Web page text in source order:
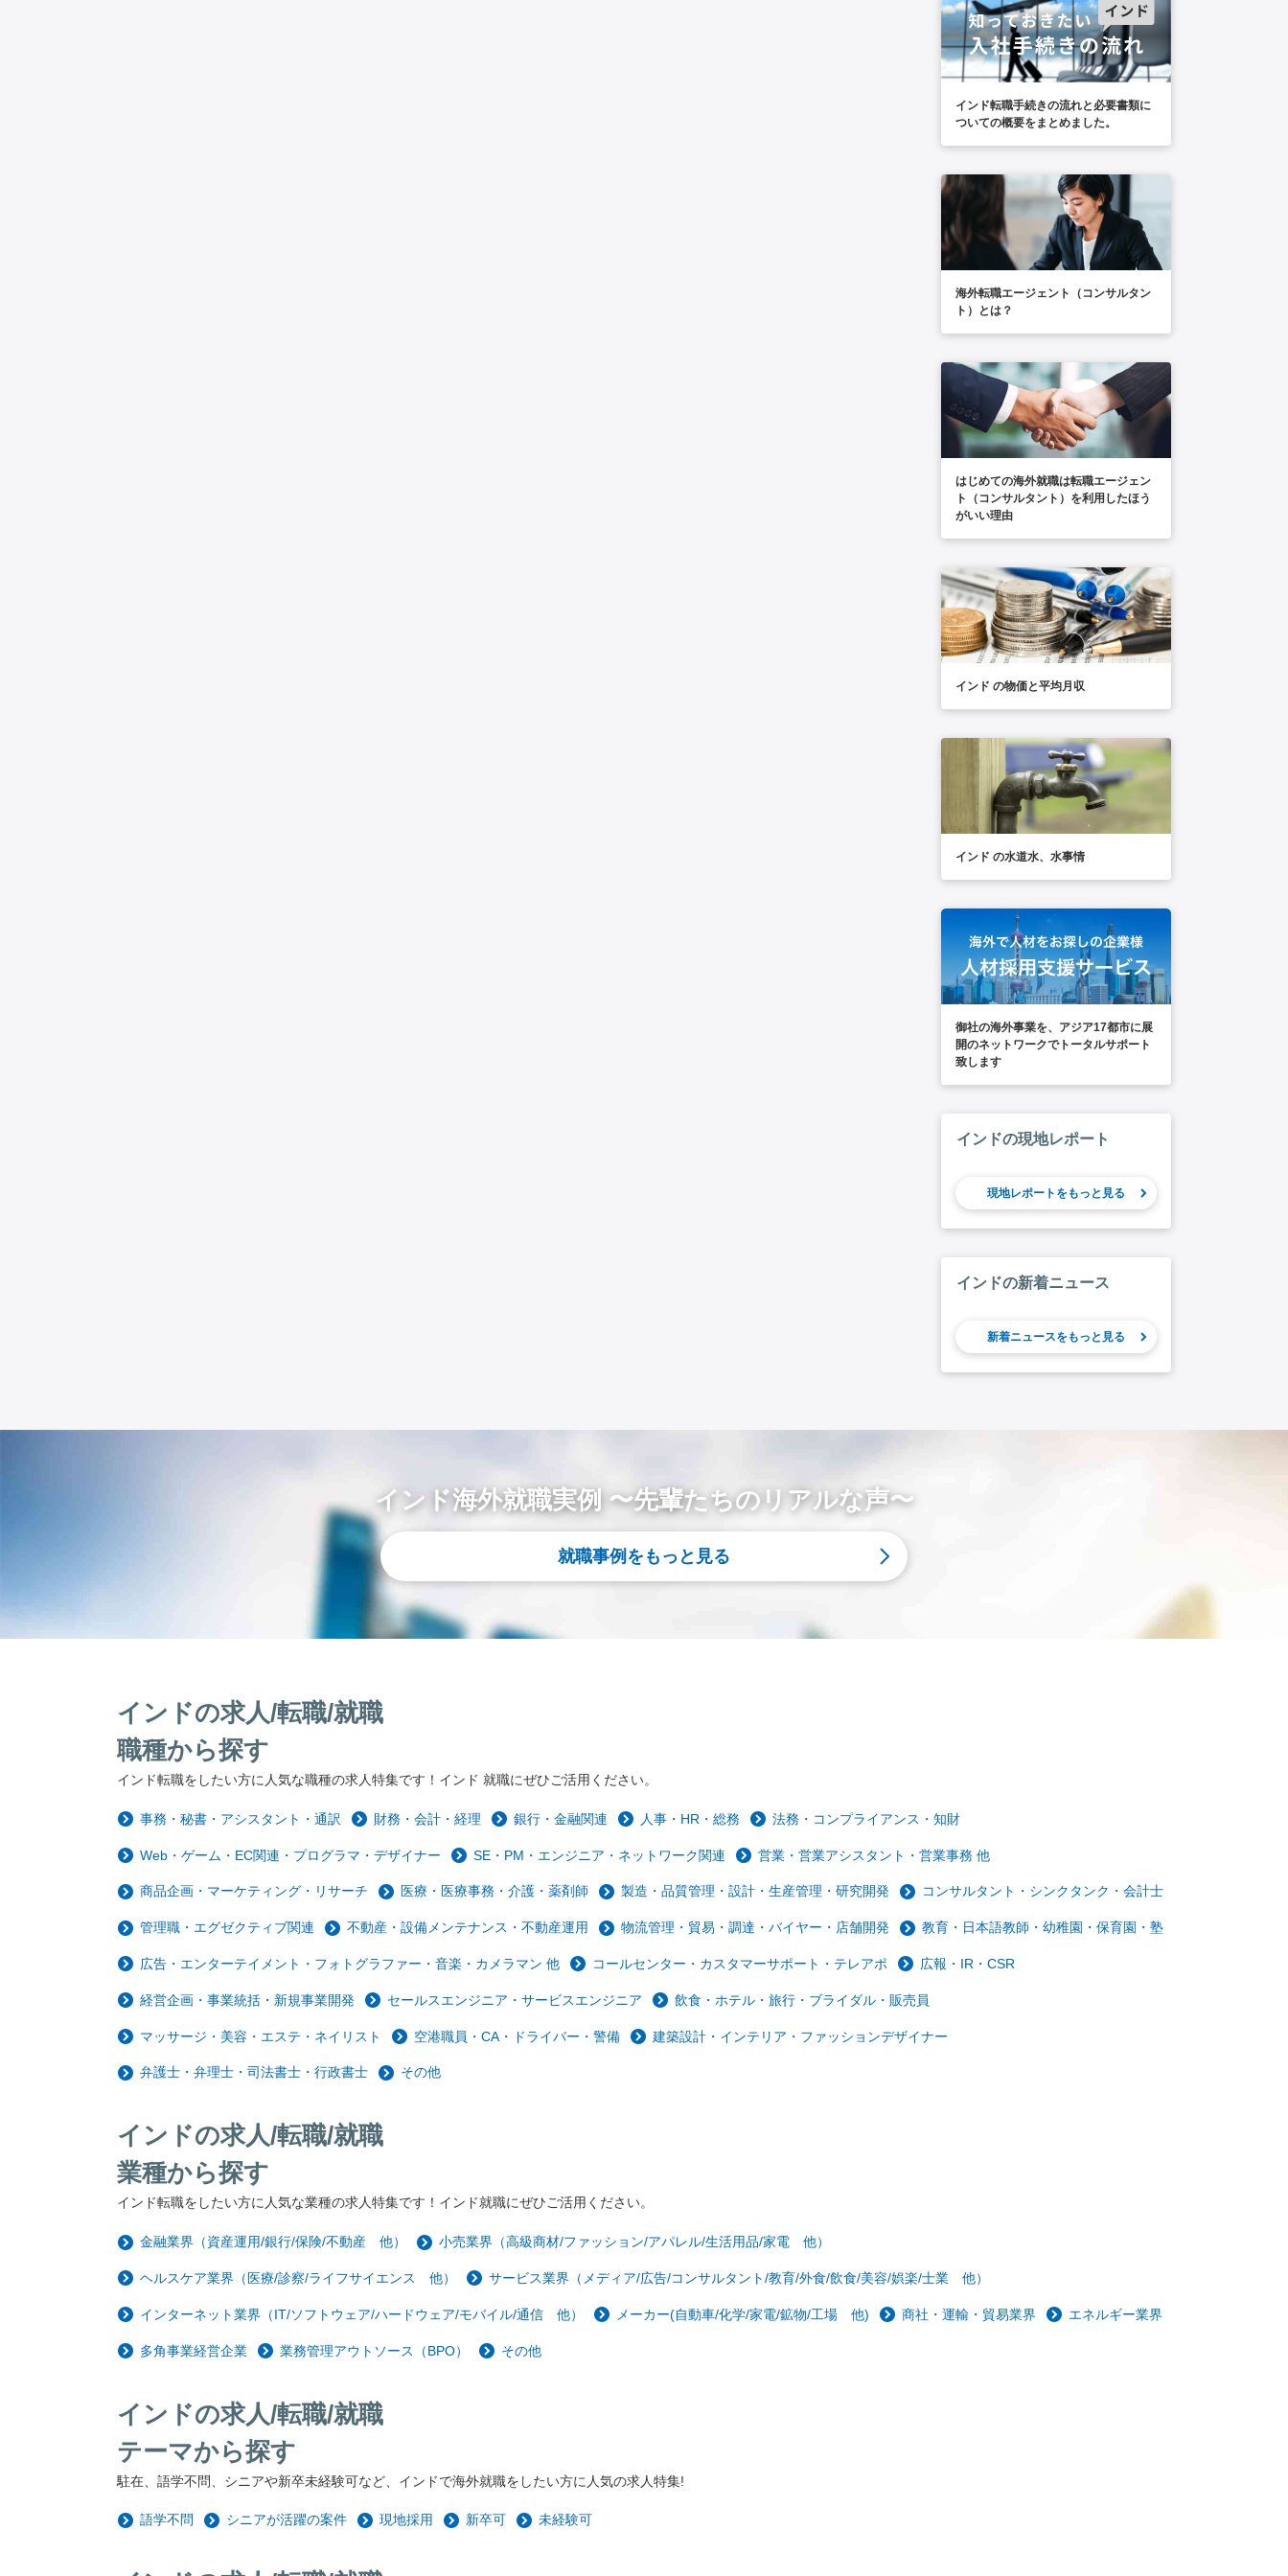
インド転職手続きの流れと必要書類に
ついての概要をまとめました。
海外転職エージェント（コンサルタン
ト）とは？
はじめての海外就職は転職エージェン
ト（コンサルタント）を利用したほう
がいい理由
インド の物価と平均月収
インド の水道水、水事情
御社の海外事業を、アジア17都市に展
開のネットワークでトータルサポート
致します
インドの現地レポート
現地レポートをもっと見る
インドの新着ニュース
新着ニュースをもっと見る
インド海外就職実例 〜先輩たちのリアルな声〜
就職事例をもっと見る
インドの求人/転職/就職
職種から探す
インド転職をしたい方に人気な職種の求人特集です！インド 就職にぜひご活用ください。
事務・秘書・アシスタント・通訳 財務・会計・経理 銀行・金融関連 人事・HR・総務 法務・コンプライアンス・知財
Web・ゲーム・EC関連・プログラマ・デザイナー SE・PM・エンジニア・ネットワーク関連 営業・営業アシスタント・営業事務 他
商品企画・マーケティング・リサーチ 医療・医療事務・介護・薬剤師 製造・品質管理・設計・生産管理・研究開発 コンサルタント・シンクタンク・会計士
管理職・エグゼクティブ関連 不動産・設備メンテナンス・不動産運用 物流管理・貿易・調達・バイヤー・店舗開発 教育・日本語教師・幼稚園・保育園・塾
広告・エンターテイメント・フォトグラファー・音楽・カメラマン 他 コールセンター・カスタマーサポート・テレアポ 広報・IR・CSR
経営企画・事業統括・新規事業開発 セールスエンジニア・サービスエンジニア 飲食・ホテル・旅行・ブライダル・販売員
マッサージ・美容・エステ・ネイリスト 空港職員・CA・ドライバー・警備 建築設計・インテリア・ファッションデザイナー
弁護士・弁理士・司法書士・行政書士 その他
インドの求人/転職/就職
業種から探す
インド転職をしたい方に人気な業種の求人特集です！インド就職にぜひご活用ください。
金融業界（資産運用/銀行/保険/不動産 他） 小売業界（高級商材/ファッション/アパレル/生活用品/家電 他）
ヘルスケア業界（医療/診察/ライフサイエンス 他） サービス業界（メディア/広告/コンサルタント/教育/外食/飲食/美容/娯楽/士業 他）
インターネット業界（IT/ソフトウェア/ハードウェア/モバイル/通信 他） メーカー(自動車/化学/家電/鉱物/工場 他) 商社・運輸・貿易業界 エネルギー業界
多角事業経営企業 業務管理アウトソース（BPO） その他
インドの求人/転職/就職
テーマから探す
駐在、語学不問、シニアや新卒未経験可など、インドで海外就職をしたい方に人気の求人特集!
語学不問 シニアが活躍の案件 現地採用 新卒可 未経験可